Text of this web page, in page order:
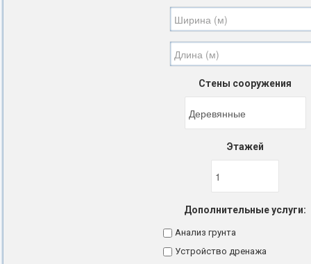
Стены сооружения
Этажей
Дополнительные услуги:
Анализ грунта
Устройство дренажа